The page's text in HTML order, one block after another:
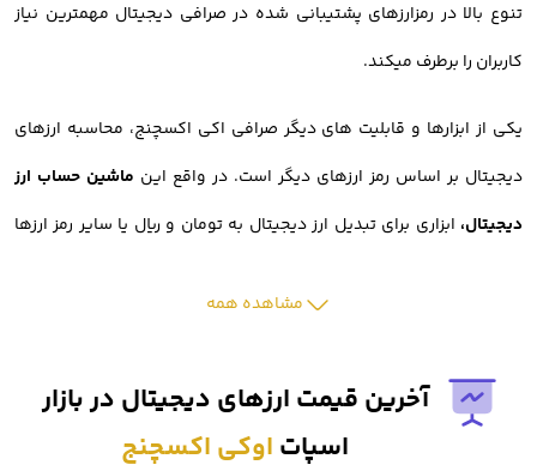
تنوع بالا در رمزارزهای پشتیبانی شده در صرافی دیجیتال مهمترین نیاز
کاربران را برطرف میکند.
یکی از ابزارها و قابلیت های دیگر صرافی اکی اکسچنج، محاسبه ارزهای
دیجیتال بر اساس رمز ارزهای دیگر است. در واقع این ماشین حساب ارز
دیجیتال، ابزاری برای تبدیل ارز دیجیتال به تومان و ریال یا سایر رمز ارزها
توجه این صرافی است.
همچنین اوکی اکسچنج نیز به عنوانصرافی تبدیل ارز دیجیتال به تومان
مشاهده همه
آخرین قیمت ارزهای دیجیتال در بازار
اسپات اوکی اکسچنج